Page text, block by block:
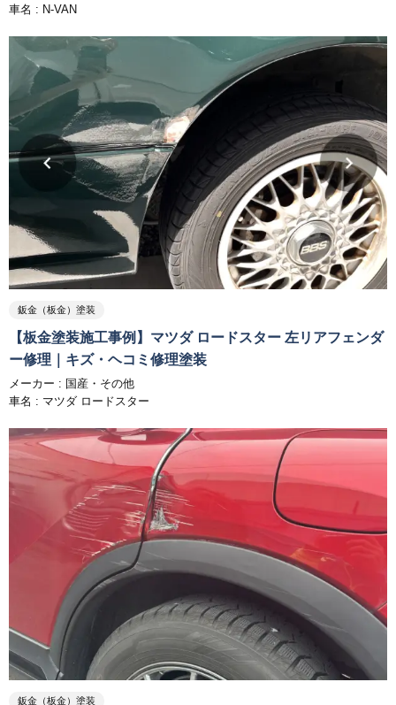
車名 : N-VAN
鈑金（板金）塗装
【板金塗装施工事例】マツダ ロードスター 左リアフェンダ
ー修理｜キズ・ヘコミ修理塗装
メーカー : 国産・その他
車名 : マツダ ロードスター
鈑金（板金）塗装